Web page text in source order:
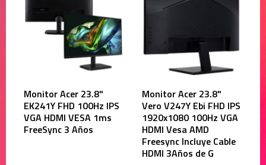
Monitor Acer 23.8"
EK241Y FHD 100Hz IPS
VGA HDMI VESA 1ms
FreeSync 3 Años
Monitor Acer 23.8"
Vero V247Y Ebi FHD IPS
1920x1080 100Hz VGA
HDMI Vesa AMD
Freesync Incluye Cable
HDMI 3Años de G